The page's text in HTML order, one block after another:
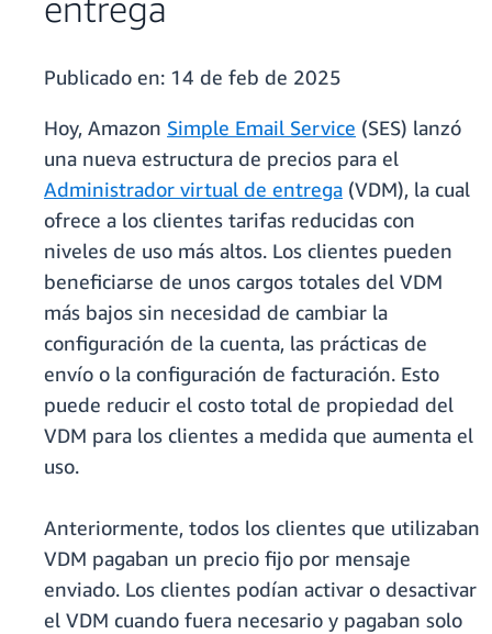
Publicado en: 14 de feb de 2025
Hoy, Amazon Simple Email Service (SES) lanzó
una nueva estructura de precios para el
Administrador virtual de entrega (VDM), la cual
ofrece a los clientes tarifas reducidas con
niveles de uso más altos. Los clientes pueden
beneficiarse de unos cargos totales del VDM
más bajos sin necesidad de cambiar la
configuración de la cuenta, las prácticas de
envío o la configuración de facturación. Esto
puede reducir el costo total de propiedad del
VDM para los clientes a medida que aumenta el
uso.
Anteriormente, todos los clientes que utilizaban
VDM pagaban un precio fijo por mensaje
enviado. Los clientes podían activar o desactivar
el VDM cuando fuera necesario y pagaban solo